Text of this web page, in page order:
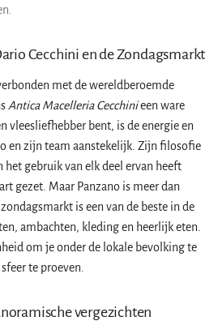
Cecchini en de Zondagsmarkt
met de wereldberoemde
Antica Macelleria Cecchinieen ware
vleesliefhebber bent, is de energie en
en zijn team aanstekelijk. Zijn filosofie
het gebruik van elk deel ervan heeft
gezet. Maar Panzano is meer dan
is een van de beste in de
ambachten, kleding en heerlijk eten.
om je onder de lokale bevolking te
te proeven.
vergezichten